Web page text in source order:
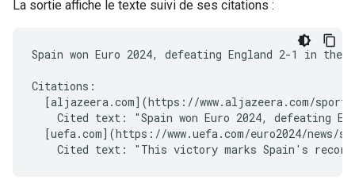
La sortie affiche le texte suivi de ses citations :
Spain won Euro 2024, defeating England 2-1 in
Citations:
[aljazeera.com](https://www.aljazeera.com/
Cited text: "Spain won Euro 2024, defeating
[uefa.com](https://www.uefa.com/euro2024/news/